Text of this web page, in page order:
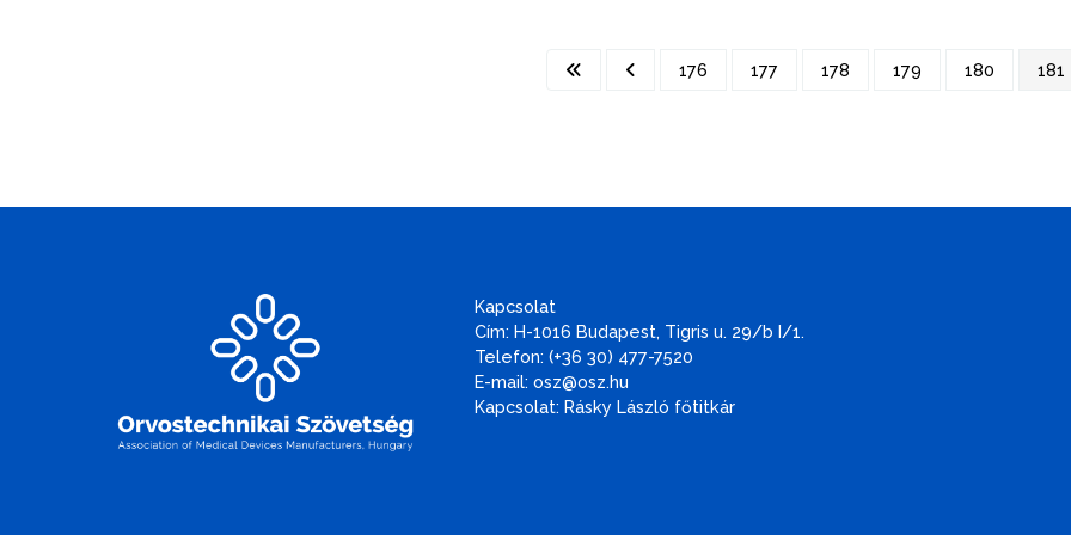
176 177 178 179 180 181
Kapcsolat
Cím: H-1016 Budapest, Tigris u. 29/b I/1.
Telefon: (+36 30) 477-7520
E-mail: osz@osz.hu
Kapcsolat: Rásky László főtitkár